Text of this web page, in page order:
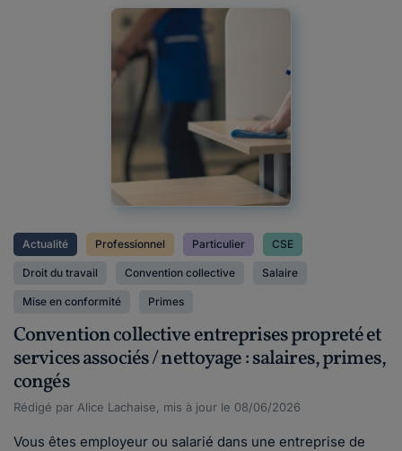
Actualité Professionnel Particulier CSE
Droit du travail Convention collective Salaire
Mise en conformité Primes
Convention collective entreprises propreté et
services associés / nettoyage : salaires, primes,
congés
Rédigé par Alice Lachaise, mis à jour le 08/06/2026
Vous êtes employeur ou salarié dans une entreprise de